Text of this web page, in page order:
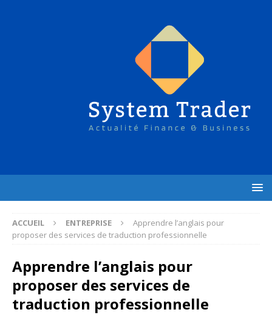
ACCUEIL ENTREPRISE
Apprendre l’anglais pour
proposer des services de traduction professionnelle
Apprendre l’anglais pour
proposer des services de
traduction professionnelle